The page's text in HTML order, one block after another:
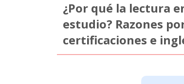
¿Por qué la lectura
estudio? Razones
certificaciones e